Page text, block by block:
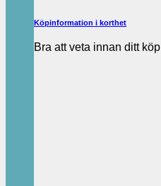
Köpinformation i korthet
Bra att veta innan ditt köp